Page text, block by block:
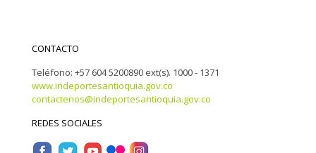
CONTACTO
Teléfono: +57 604 5200890 ext(s). 1000 - 1371
www.indeportesantioquia.gov.co
contactenos@indeportesantioquia.gov.co
REDES SOCIALES